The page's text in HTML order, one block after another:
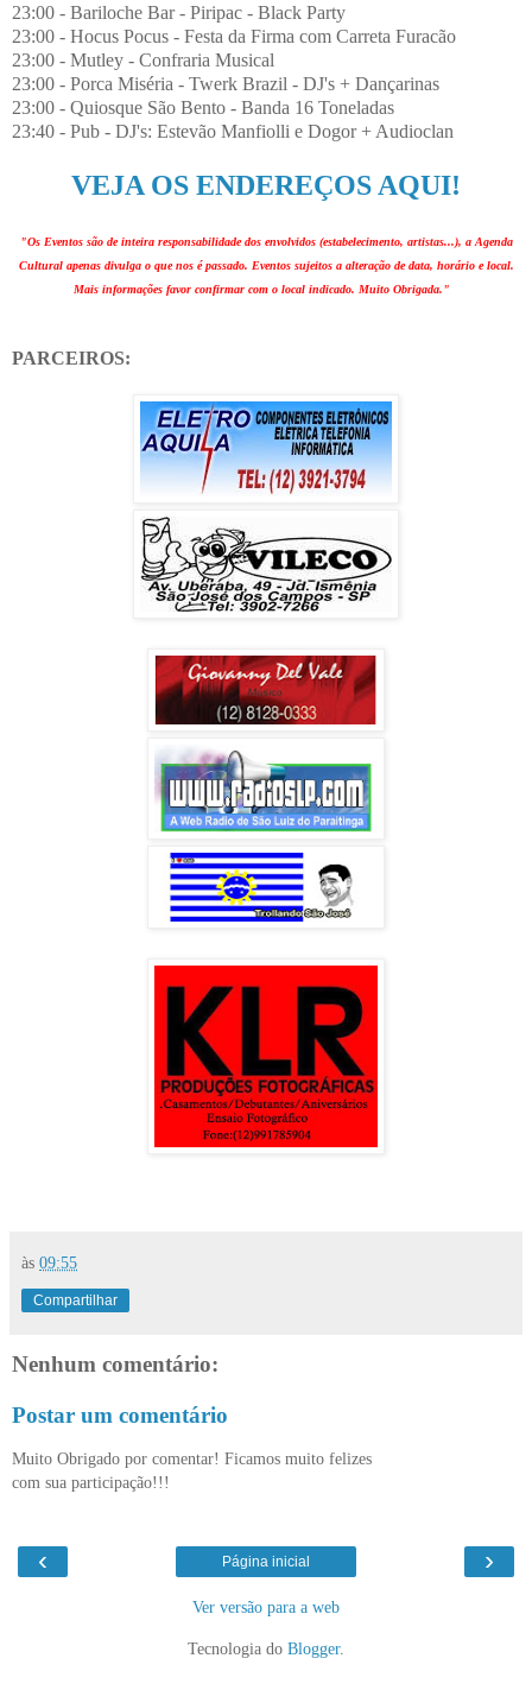
23:00 - Bariloche Bar - Piripac - Black Party
23:00 - Hocus Pocus - Festa da Firma com Carreta Furacão
23:00 - Mutley - Confraria Musical
23:00 - Porca Miséria - Twerk Brazil - DJ's + Dançarinas
23:00 - Quiosque São Bento - Banda 16 Toneladas
23:40 - Pub - DJ's: Estevão Manfiolli e Dogor + Audioclan
VEJA OS ENDEREÇOS AQUI!
"Os Eventos são de inteira responsabilidade dos envolvidos (estabelecimento, artistas...), a Agenda
Cultural apenas divulga o que nos é passado. Eventos sujeitos a alteração de data, horário e local.
Mais informações favor confirmar com o local indicado. Muito Obrigada."
PARCEIROS:
às 09:55
Compartilhar
Nenhum comentário:
Postar um comentário
Muito Obrigado por comentar! Ficamos muito felizes
com sua participação!!!
‹ ›
Página inicial
Ver versão para a web
Tecnologia do Blogger.